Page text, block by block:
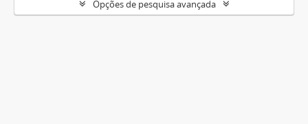
Opções de pesquisa avançada